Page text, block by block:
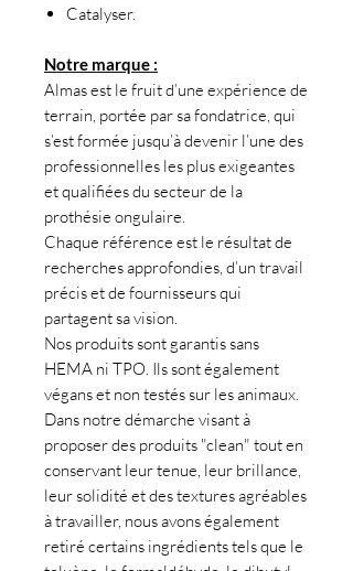
Catalyser.
Notre marque :
Almas est le fruit d’une expérience de
terrain, portée par sa fondatrice, qui
s’est formée jusqu’à devenir l’une des
professionnelles les plus exigeantes
et qualifiées du secteur de la
prothésie ongulaire.
Chaque référence est le résultat de
recherches approfondies, d’un travail
précis et de fournisseurs qui
partagent sa vision.
Nos produits sont garantis sans
HEMA ni TPO. Ils sont également
végans et non testés sur les animaux.
Dans notre démarche visant à
proposer des produits "clean" tout en
conservant leur tenue, leur brillance,
leur solidité et des textures agréables
à travailler, nous avons également
retiré certains ingrédients tels que le